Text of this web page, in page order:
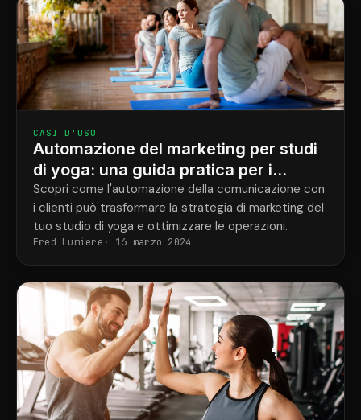
CASI D'USO
Automazione del marketing per studi
di yoga: una guida pratica per i
proprietari
Scopri come l'automazione della comunicazione con
i clienti può trasformare la strategia di marketing del
tuo studio di yoga e ottimizzare le operazioni.
Fred Lumiere 16 marzo 2024